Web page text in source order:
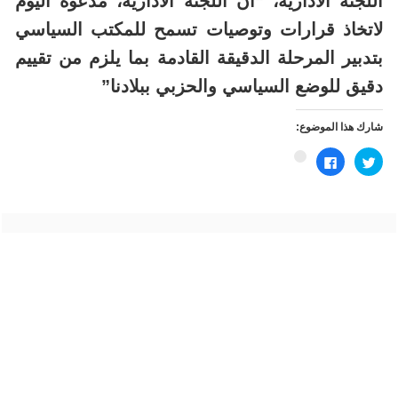
لاتخاذ قرارات وتوصيات تسمح للمكتب السياسي
بتدبير المرحلة الدقيقة القادمة بما يلزم من تقييم
دقيق للوضع السياسي والحزبي ببلادنا”
شارك هذا الموضوع:
اضغط
للمشاركة
على
انقر
للمشاركة
على